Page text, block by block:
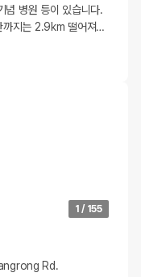
념 병원 등이 있습니다.
까지는 2.9km 떨어져…
1 / 155
Rd.